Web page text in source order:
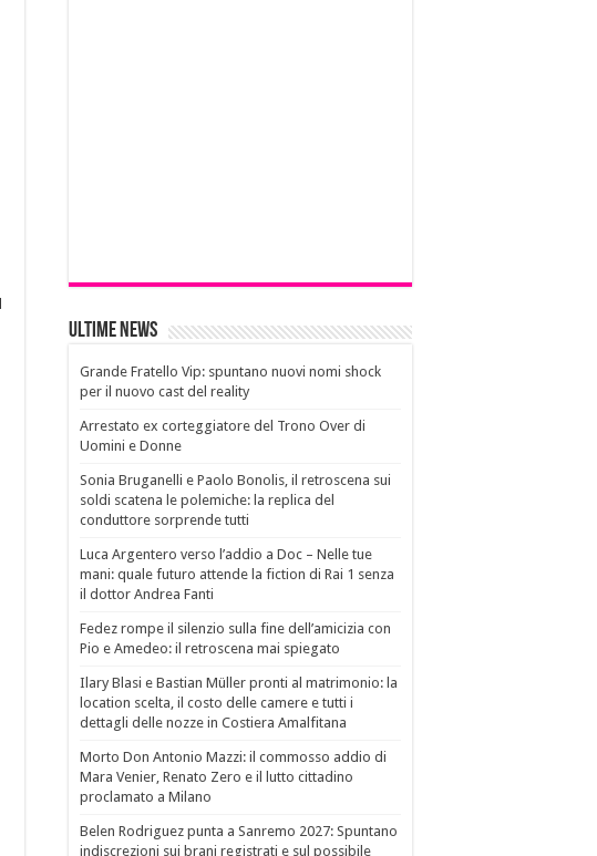
Ultime News
Grande Fratello Vip: spuntano nuovi nomi shock
per il nuovo cast del reality
Arrestato ex corteggiatore del Trono Over di
Uomini e Donne
Sonia Bruganelli e Paolo Bonolis, il retroscena sui
soldi scatena le polemiche: la replica del
conduttore sorprende tutti
Luca Argentero verso l’addio a Doc – Nelle tue
mani: quale futuro attende la fiction di Rai 1 senza
il dottor Andrea Fanti
Fedez rompe il silenzio sulla fine dell’amicizia con
Pio e Amedeo: il retroscena mai spiegato
Ilary Blasi e Bastian Müller pronti al matrimonio: la
location scelta, il costo delle camere e tutti i
dettagli delle nozze in Costiera Amalfitana
Morto Don Antonio Mazzi: il commosso addio di
Mara Venier, Renato Zero e il lutto cittadino
proclamato a Milano
Belen Rodriguez punta a Sanremo 2027: Spuntano
indiscrezioni sui brani registrati e sul possibile